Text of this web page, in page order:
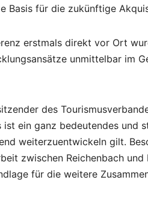
Basis für die zukünftige
erstmals direkt vor Ort
unmittelbar im
des
ist ein ganz bedeutendes und
weiterzuentwickeln gilt.
zwischen Reichenbach
für die weitere